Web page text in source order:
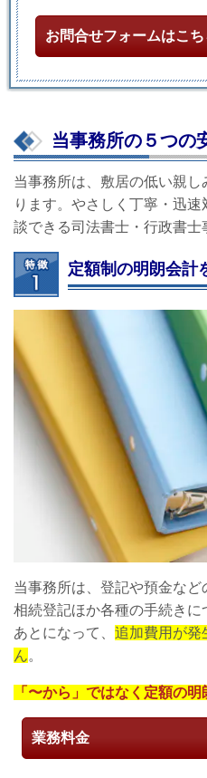
お問合せフォームはこち
当事務所の５つの
当事務所は、敷居の低い親
ります。やさしく丁寧・迅
談できる司法書士・行政書士
定額制の明朗会計
当事務所は、登記や預金など
相続登記ほか各種の手続きに
あとになって、 追加費用が発
ん。
「〜から」ではなく定額の明
業務料金